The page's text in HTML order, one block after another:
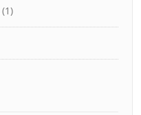
(1)